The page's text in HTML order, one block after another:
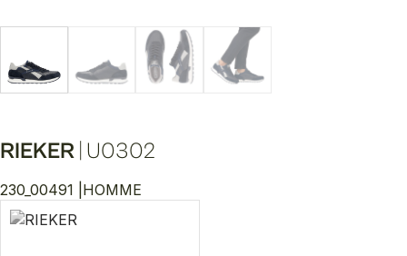
RIEKER U0302
230_00491 | HOMME